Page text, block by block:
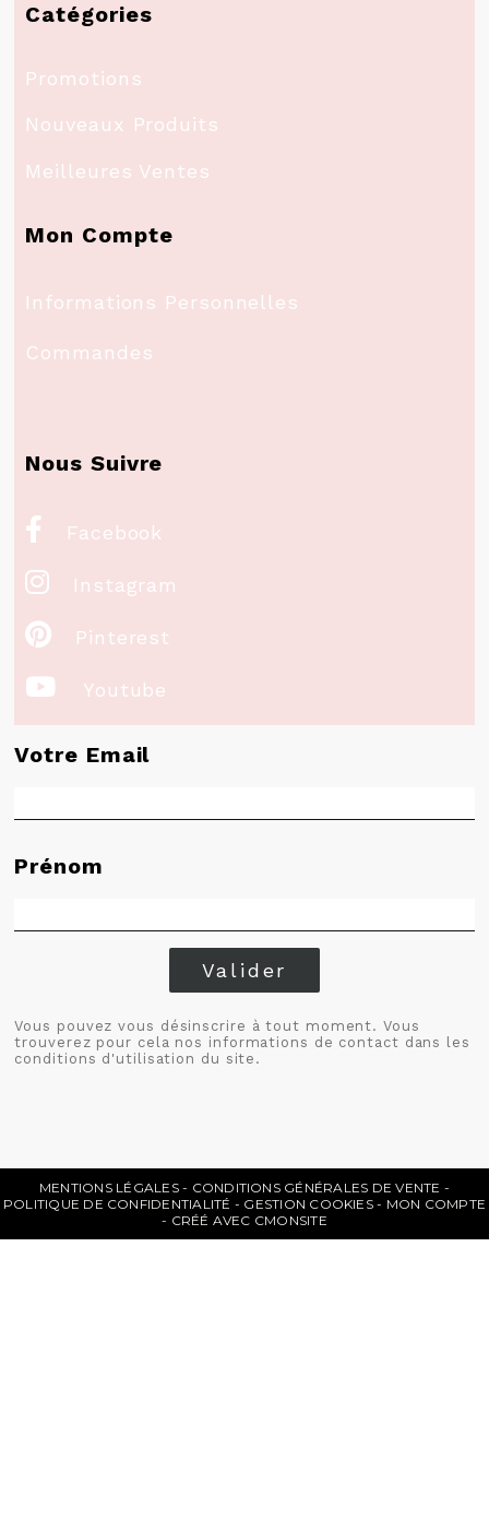
Catégories
Promotions
Nouveaux Produits
Meilleures Ventes
Mon Compte
Informations Personnelles
Commandes
Nous Suivre
 Facebook
 Instagram
 Pinterest
 Youtube
Votre Email
Prénom
Valider
Vous pouvez vous désinscrire à tout moment. Vous
trouverez pour cela nos informations de contact dans les
conditions d'utilisation du site.
MENTIONS LÉGALES
CONDITIONS GÉNÉRALES DE VENTE
POLITIQUE DE CONFIDENTIALITÉ
GESTION COOKIES
MON COMPTE
CRÉÉ AVEC CMONSITE